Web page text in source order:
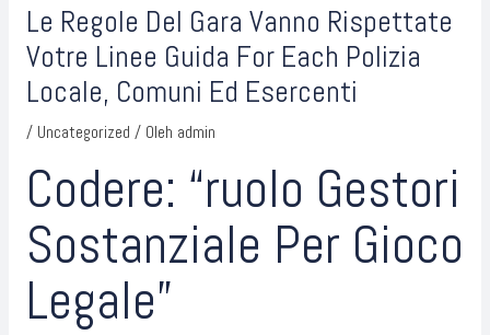
Le Regole Del Gara Vanno Rispettate
Votre Linee Guida For Each Polizia
Locale, Comuni Ed Esercenti
/ Uncategorized / Oleh admin
Codere: “ruolo Gestori
Sostanziale Per Gioco
Legale”